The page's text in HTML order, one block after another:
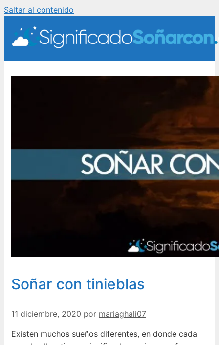
Saltar al contenido
Soñar con tinieblas
11 diciembre, 2020 por mariaghali07
Existen muchos sueños diferentes, en donde cada